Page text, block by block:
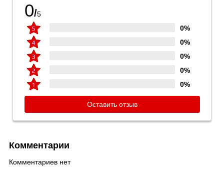
0/5
0%
0%
0%
0%
0%
Оставить отзыв
Комментарии
Комментариев нет